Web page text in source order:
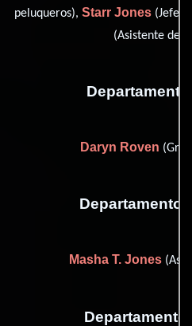
peluqueros), Starr Jones (Jefe
(Asistente de
Departamento
Daryn Roven
Departamento
Masha T. Jones
Departamento